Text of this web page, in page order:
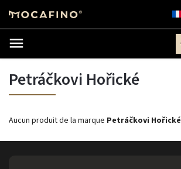
Petráčkovi Hořické
Aucun produit de la marque Petráčkovi Hořické